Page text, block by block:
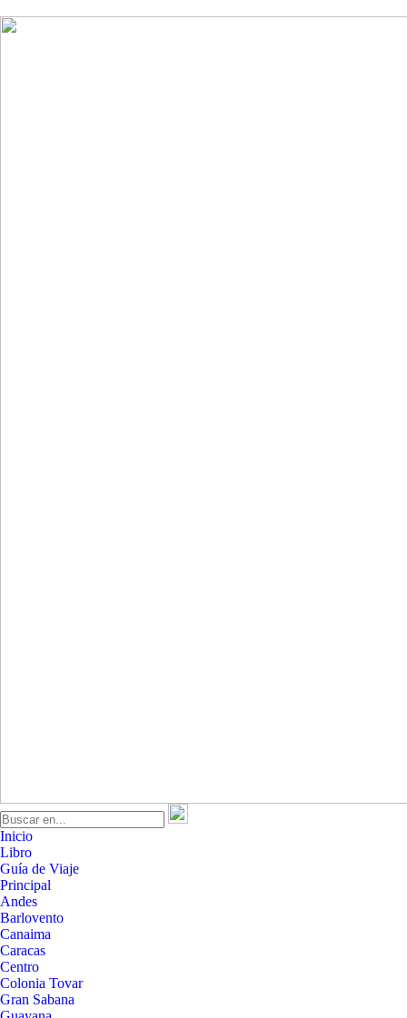
Inicio
Libro
Guía de Viaje
Principal
Andes
Barlovento
Canaima
Caracas
Centro
Colonia Tovar
Gran Sabana